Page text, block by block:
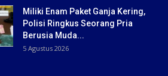
Miliki Enam Paket Ganja Kering,
Polisi Ringkus Seorang Pria
Berusia Muda...
5 Agustus 2026